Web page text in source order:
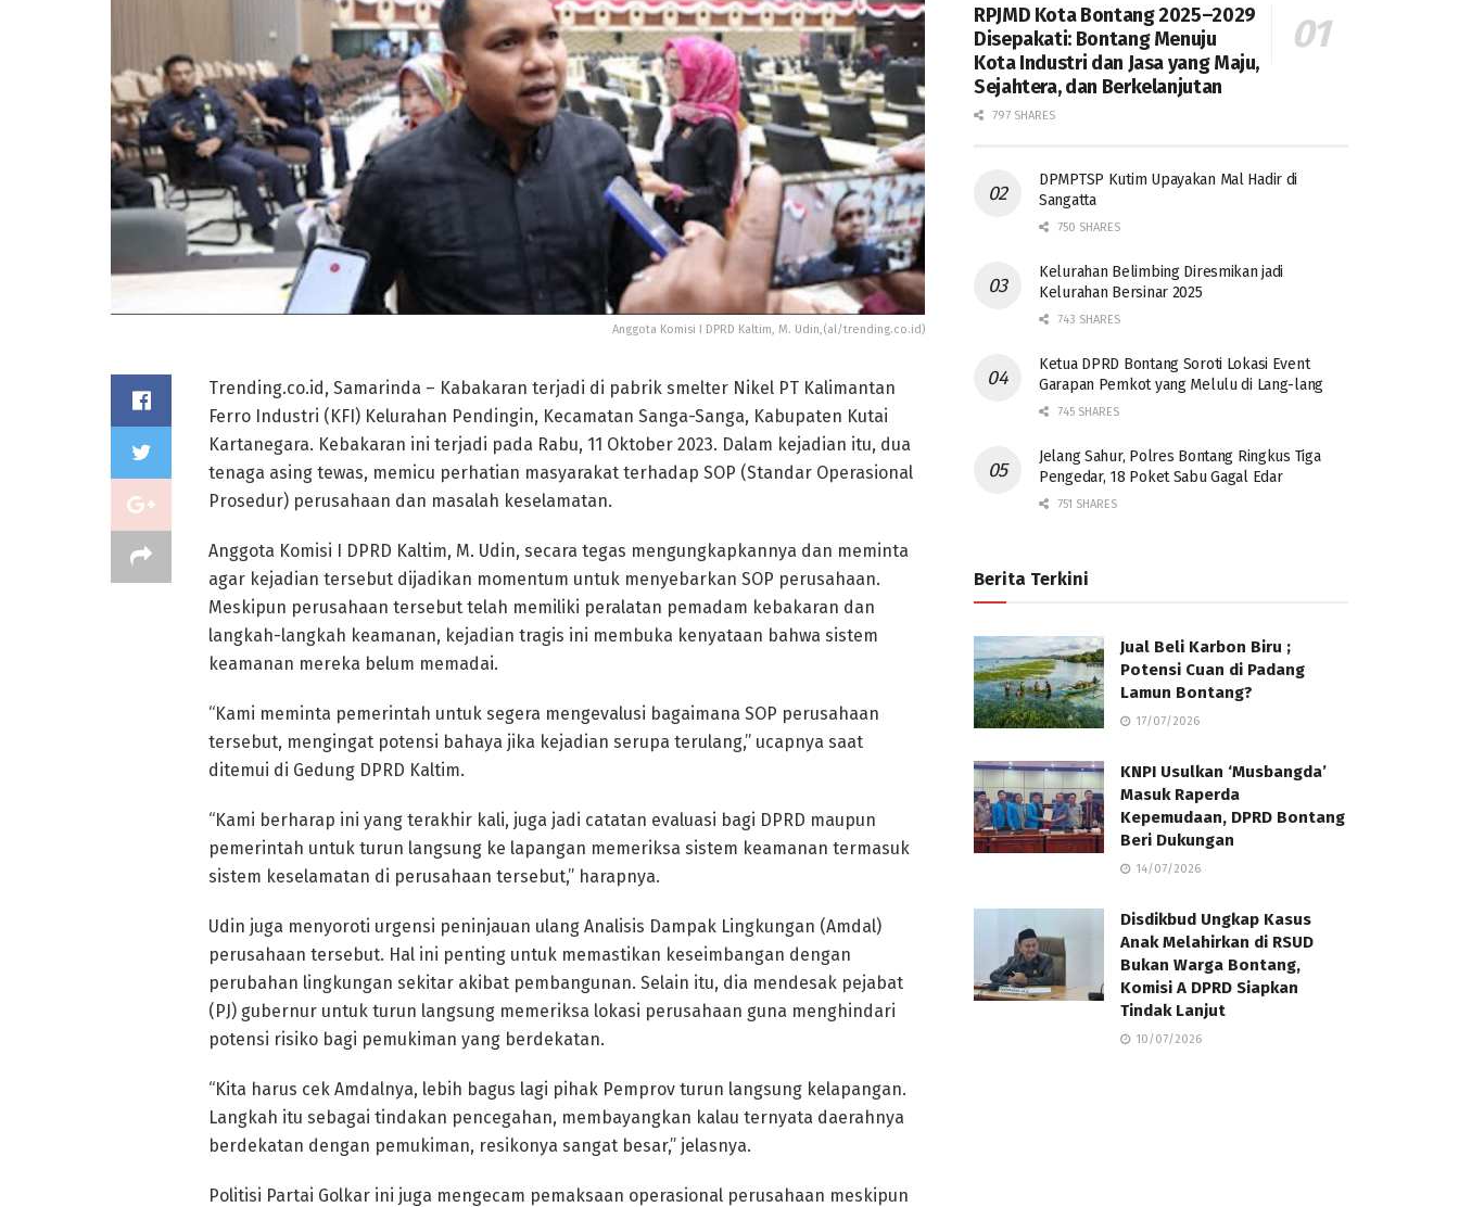
Anggota Komisi I DPRD Kaltim, M. Udin,(al/trending.co.id)
Trending.co.id, Samarinda – Kabakaran terjadi di pabrik smelter Nikel PT Kalimantan
Ferro Industri (KFI) Kelurahan Pendingin, Kecamatan Sanga-Sanga, Kabupaten Kutai
Kartanegara. Kebakaran ini terjadi pada Rabu, 11 Oktober 2023. Dalam kejadian itu, dua
tenaga asing tewas, memicu perhatian masyarakat terhadap SOP (Standar Operasional
Prosedur) perusahaan dan masalah keselamatan.
Anggota Komisi I DPRD Kaltim, M. Udin, secara tegas mengungkapkannya dan meminta
agar kejadian tersebut dijadikan momentum untuk menyebarkan SOP perusahaan.
Meskipun perusahaan tersebut telah memiliki peralatan pemadam kebakaran dan
langkah-langkah keamanan, kejadian tragis ini membuka kenyataan bahwa sistem
keamanan mereka belum memadai.
“Kami meminta pemerintah untuk segera mengevalusi bagaimana SOP perusahaan
tersebut, mengingat potensi bahaya jika kejadian serupa terulang,” ucapnya saat
ditemui di Gedung DPRD Kaltim.
“Kami berharap ini yang terakhir kali, juga jadi catatan evaluasi bagi DPRD maupun
pemerintah untuk turun langsung ke lapangan memeriksa sistem keamanan termasuk
sistem keselamatan di perusahaan tersebut,” harapnya.
Udin juga menyoroti urgensi peninjauan ulang Analisis Dampak Lingkungan (Amdal)
perusahaan tersebut. Hal ini penting untuk memastikan keseimbangan dengan
perubahan lingkungan sekitar akibat pembangunan. Selain itu, dia mendesak pejabat
(PJ) gubernur untuk turun langsung memeriksa lokasi perusahaan guna menghindari
potensi risiko bagi pemukiman yang berdekatan.
“Kita harus cek Amdalnya, lebih bagus lagi pihak Pemprov turun langsung kelapangan.
Langkah itu sebagai tindakan pencegahan, membayangkan kalau ternyata daerahnya
berdekatan dengan pemukiman, resikonya sangat besar,” jelasnya.
Politisi Partai Golkar ini juga mengecam pemaksaan operasional perusahaan meskipun
RPJMD Kota Bontang 2025–2029
Disepakati: Bontang Menuju
Kota Industri dan Jasa yang Maju,
Sejahtera, dan Berkelanjutan
797 SHARES
DPMPTSP Kutim Upayakan Mal Hadir di
Sangatta
750 SHARES
Kelurahan Belimbing Diresmikan jadi
Kelurahan Bersinar 2025
743 SHARES
Ketua DPRD Bontang Soroti Lokasi Event
Garapan Pemkot yang Melulu di Lang-lang
745 SHARES
Jelang Sahur, Polres Bontang Ringkus Tiga
Pengedar, 18 Poket Sabu Gagal Edar
751 SHARES
Berita Terkini
Jual Beli Karbon Biru ;
Potensi Cuan di Padang
Lamun Bontang?
17/07/2026
KNPI Usulkan ‘Musbangda’
Masuk Raperda
Kepemudaan, DPRD Bontang
Beri Dukungan
14/07/2026
Disdikbud Ungkap Kasus
Anak Melahirkan di RSUD
Bukan Warga Bontang,
Komisi A DPRD Siapkan
Tindak Lanjut
10/07/2026